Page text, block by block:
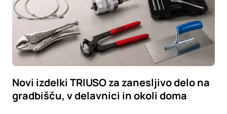
Novi izdelki TRIUSO za zanesljivo delo na
gradbišču, v delavnici in okoli doma